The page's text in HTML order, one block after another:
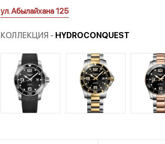
ул. Абылайхана 125
КОЛЛЕКЦИЯ - HYDROCONQUEST